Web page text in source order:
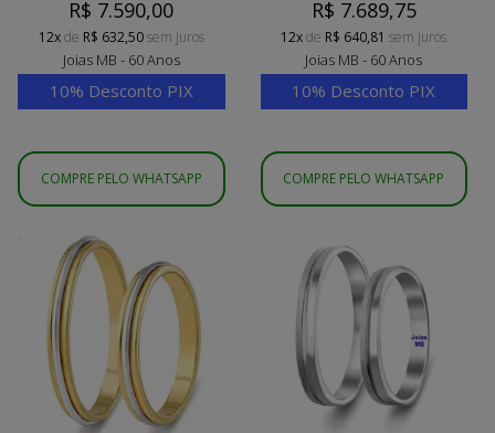
R$ 7.590,00
12xde R$ 632,50sem juros
Joias MB - 60 Anos
10% Desconto PIX
COMPRE PELO WHATSAPP
R$ 7.689,75
12xde R$ 640,81 sem juros
Joias MB - 60 Anos
10% Desconto PIX
COMPRE PELO WHATSAPP